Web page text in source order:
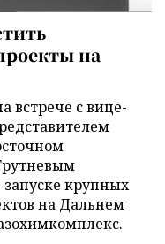
на
встрече с вице-
запуске крупных
на Дальнем